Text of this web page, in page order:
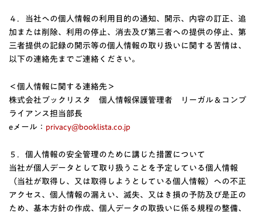
４．当社への個人情報の利用目的の通知、開示、内容の訂正、追
加または削除、利用の停止、消去及び第三者への提供の停止、第
三者提供の記録の開示等の個人情報の取り扱いに関する苦情は、
以下の連絡先までご連絡ください。
＜個人情報に関する連絡先＞
株式会社ブックリスタ 個人情報保護管理者 リーガル＆コンプ
ライアンス担当部長
eメール： privacy@booklista.co.jp
５．個人情報の安全管理のために講じた措置について
当社が個人データとして取り扱うことを予定している個人情報
（当社が取得し、又は取得しようとしている個人情報）への不正
アクセス、個人情報の漏えい、滅失、又はき損の予防及び是正の
ため、基本方針の作成、個人データの取扱いに係る規程の整備、